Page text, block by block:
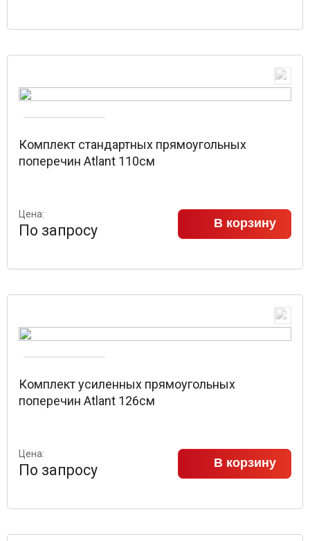
Комплект стандартных прямоугольных
поперечин Atlant 110см
Цена:
По запросу В корзину
Комплект усиленных прямоугольных
поперечин Atlant 126см
Цена:
По запросу В корзину